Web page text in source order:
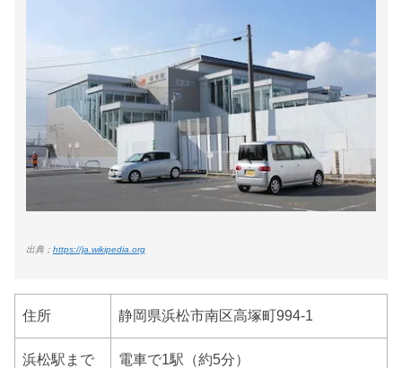
出典； https://ja.wikipedia.org
住所 静岡県浜松市南区高塚町994-1
浜松駅まで 電車で1駅（約5分）